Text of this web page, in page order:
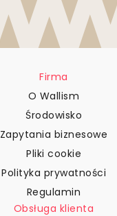
Firma
O Wallism
Środowisko
Zapytania biznesowe
Pliki cookie
Polityka prywatności
Regulamin
Obsługa klienta